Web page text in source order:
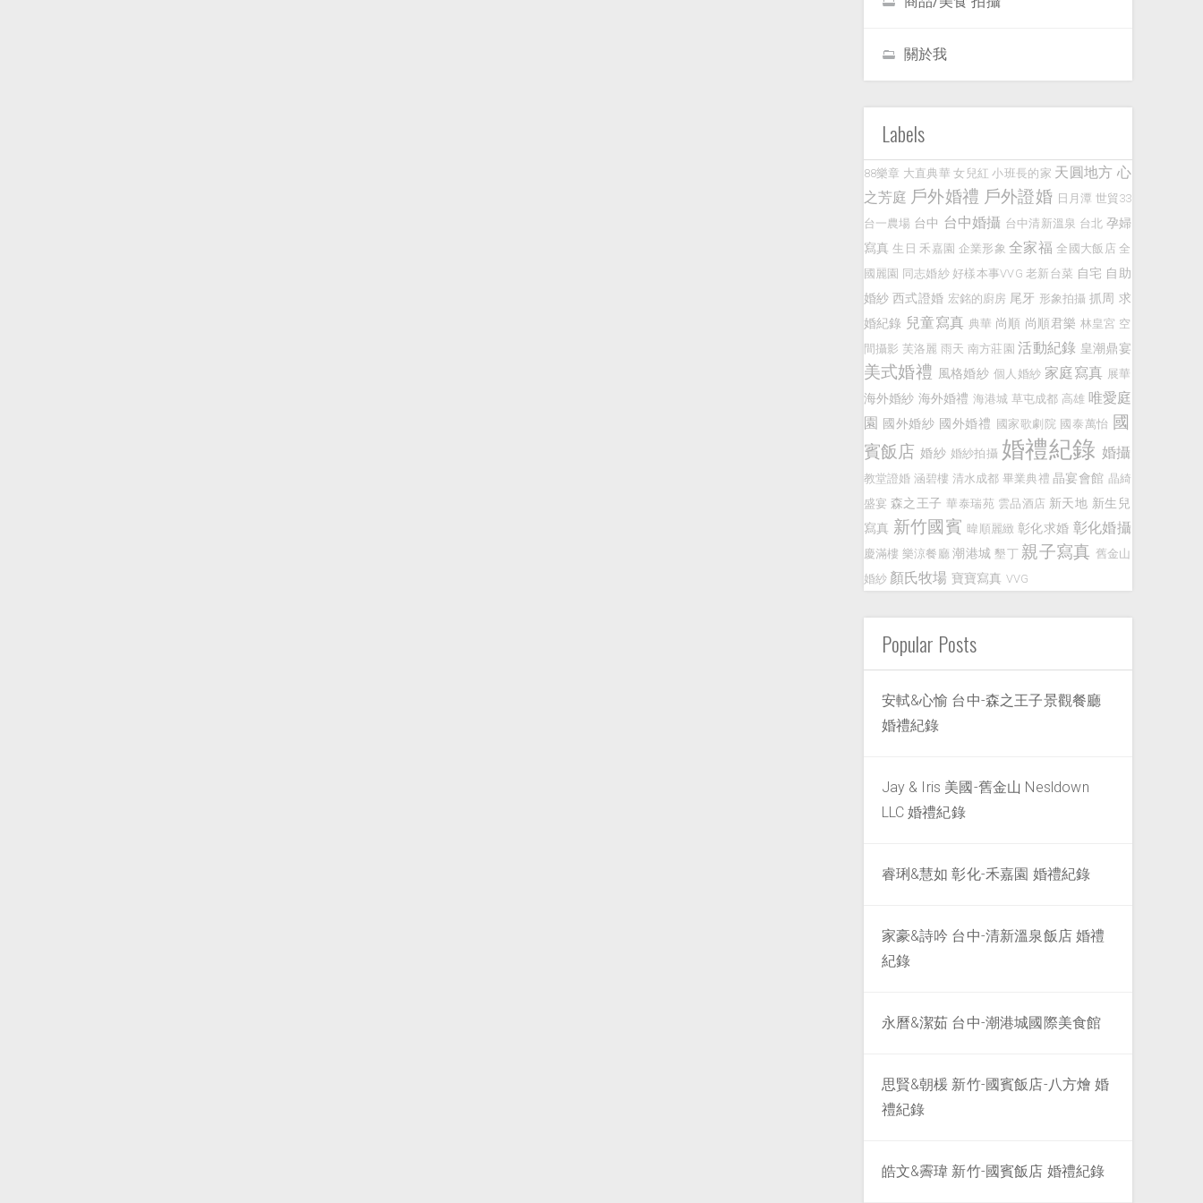
關於我
Labels
88樂章 大直典華 女兒紅 小班長的家 天圓地方 心
之芳庭 戶外婚禮 戶外證婚 日月潭 世貿33
台一農場 台中 台中婚攝 台中清新溫泉 台北 孕婦
寫真 生日 禾嘉園 企業形象 全家福 全國大飯店 全
國麗園 同志婚紗 好樣本事VVG 老新台菜 自宅 自助
婚紗 西式證婚 宏銘的廚房 尾牙 形象拍攝 抓周 求
婚紀錄 兒童寫真 典華 尚順 尚順君樂 林皇宮 空
間攝影 芙洛麗 雨天 南方莊園 活動紀錄 皇潮鼎宴
美式婚禮 風格婚紗 個人婚紗 家庭寫真 展華
海外婚紗 海外婚禮 海港城 草屯成都 高雄 唯愛庭
園 國外婚紗 國外婚禮 國家歌劇院 國泰萬怡 國
賓飯店 婚紗 婚紗拍攝 婚禮紀錄 婚攝
教堂證婚 涵碧樓 清水成都 畢業典禮 晶宴會館 晶綺
盛宴 森之王子 華泰瑞苑 雲品酒店 新天地 新生兒
寫真 新竹國賓 暐順麗緻 彰化求婚 彰化婚攝
慶滿樓 樂涼餐廳 潮港城 墾丁 親子寫真 舊金山
婚紗 顏氏牧場 寶寶寫真 VVG
Popular Posts
安軾&心愉 台中-森之王子景觀餐廳
婚禮紀錄
Jay & Iris 美國-舊金山 Nesldown
LLC 婚禮紀錄
睿琍&慧如 彰化-禾嘉園 婚禮紀錄
家豪&詩吟 台中-清新溫泉飯店 婚禮
紀錄
永曆&潔茹 台中-潮港城國際美食館
思賢&朝楥 新竹-國賓飯店-八方燴 婚
禮紀錄
皓文&霽瑋 新竹-國賓飯店 婚禮紀錄